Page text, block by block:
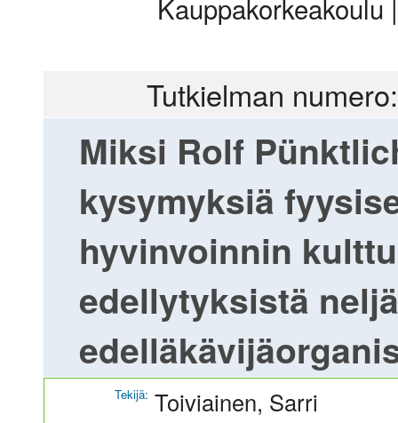
Tutkielman
Miksi Rolf
kysymyksiä
hyvinvoinnin
edellytyksistä
Tekijä: Toiviainen, Sarri